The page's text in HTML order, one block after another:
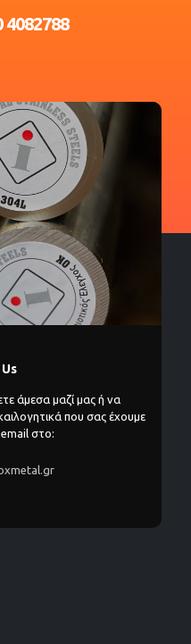
4082788
άμεσα μαζί μας ή να
που σας έχουμε
στο: